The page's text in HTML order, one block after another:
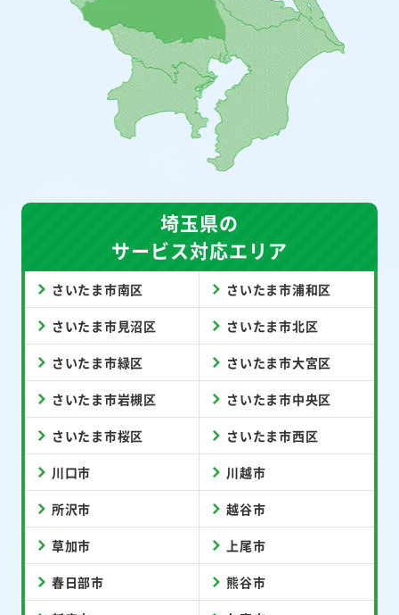
埼玉県の
サービス対応エリア
さいたま市南区 さいたま市浦和区
さいたま市見沼区 さいたま市北区
さいたま市緑区 さいたま市大宮区
さいたま市岩槻区 さいたま市中央区
さいたま市桜区 さいたま市西区
川口市 川越市
所沢市 越谷市
草加市 上尾市
春日部市 熊谷市